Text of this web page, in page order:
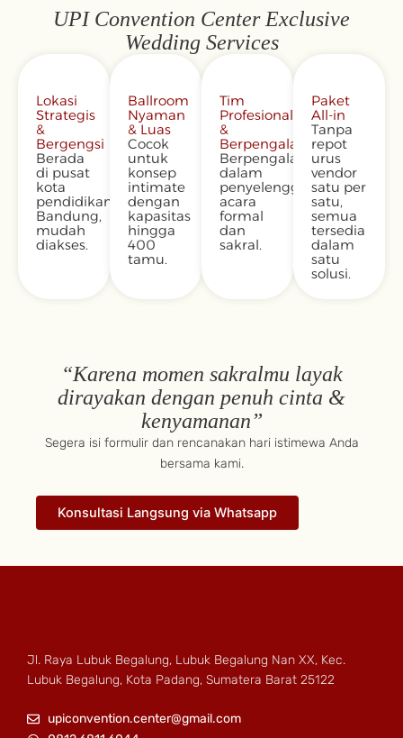
UPI Convention Center Exclusive
Wedding Services
Lokasi
Strategis
&
Bergengsi
Berada
di pusat
kota
pendidikan
Bandung,
mudah
diakses.
Ballroom
Nyaman
& Luas
Cocok
untuk
konsep
intimate
dengan
kapasitas
hingga
400
tamu.
Tim
Profesional
&
Berpengalaman
Berpengalaman
dalam
penyelenggaraan
acara
formal
dan
sakral.
Paket
All-in
Tanpa
repot
urus
vendor
satu per
satu,
semua
tersedia
dalam
satu
solusi.
“Karena momen sakralmu layak
dirayakan dengan penuh cinta &
kenyamanan”
Segera isi formulir dan rencanakan hari istimewa Anda
bersama kami.
Konsultasi Langsung via Whatsapp
Jl. Raya Lubuk Begalung, Lubuk Begalung Nan XX, Kec.
Lubuk Begalung, Kota Padang, Sumatera Barat 25122
upiconvention.center@gmail.com